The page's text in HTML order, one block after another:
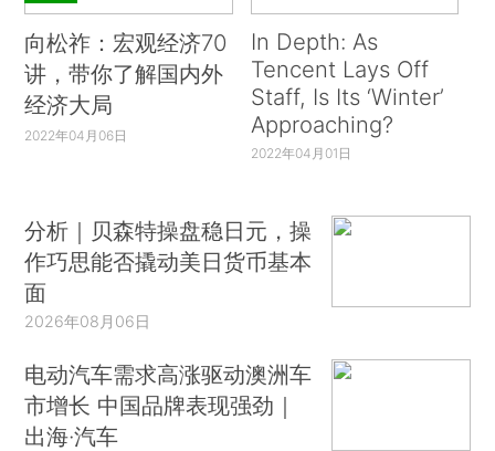
向松祚：宏观经济70
讲，带你了解国内外
经济大局
2022年04月06日
In Depth: As
Tencent Lays Off
Staff, Is Its ‘Winter’
Approaching?
2022年04月01日
分析｜贝森特操盘稳日元，操
作巧思能否撬动美日货币基本
面
2026年08月06日
电动汽车需求高涨驱动澳洲车
市增长 中国品牌表现强劲｜
出海·汽车